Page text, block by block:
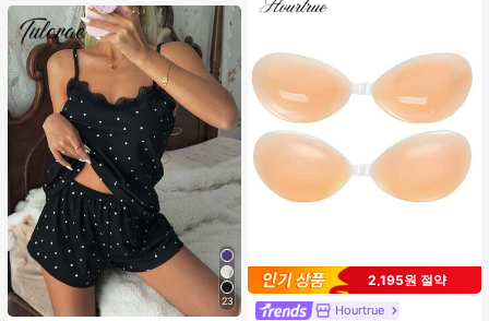
23
2,195원 절약
Hourtrue